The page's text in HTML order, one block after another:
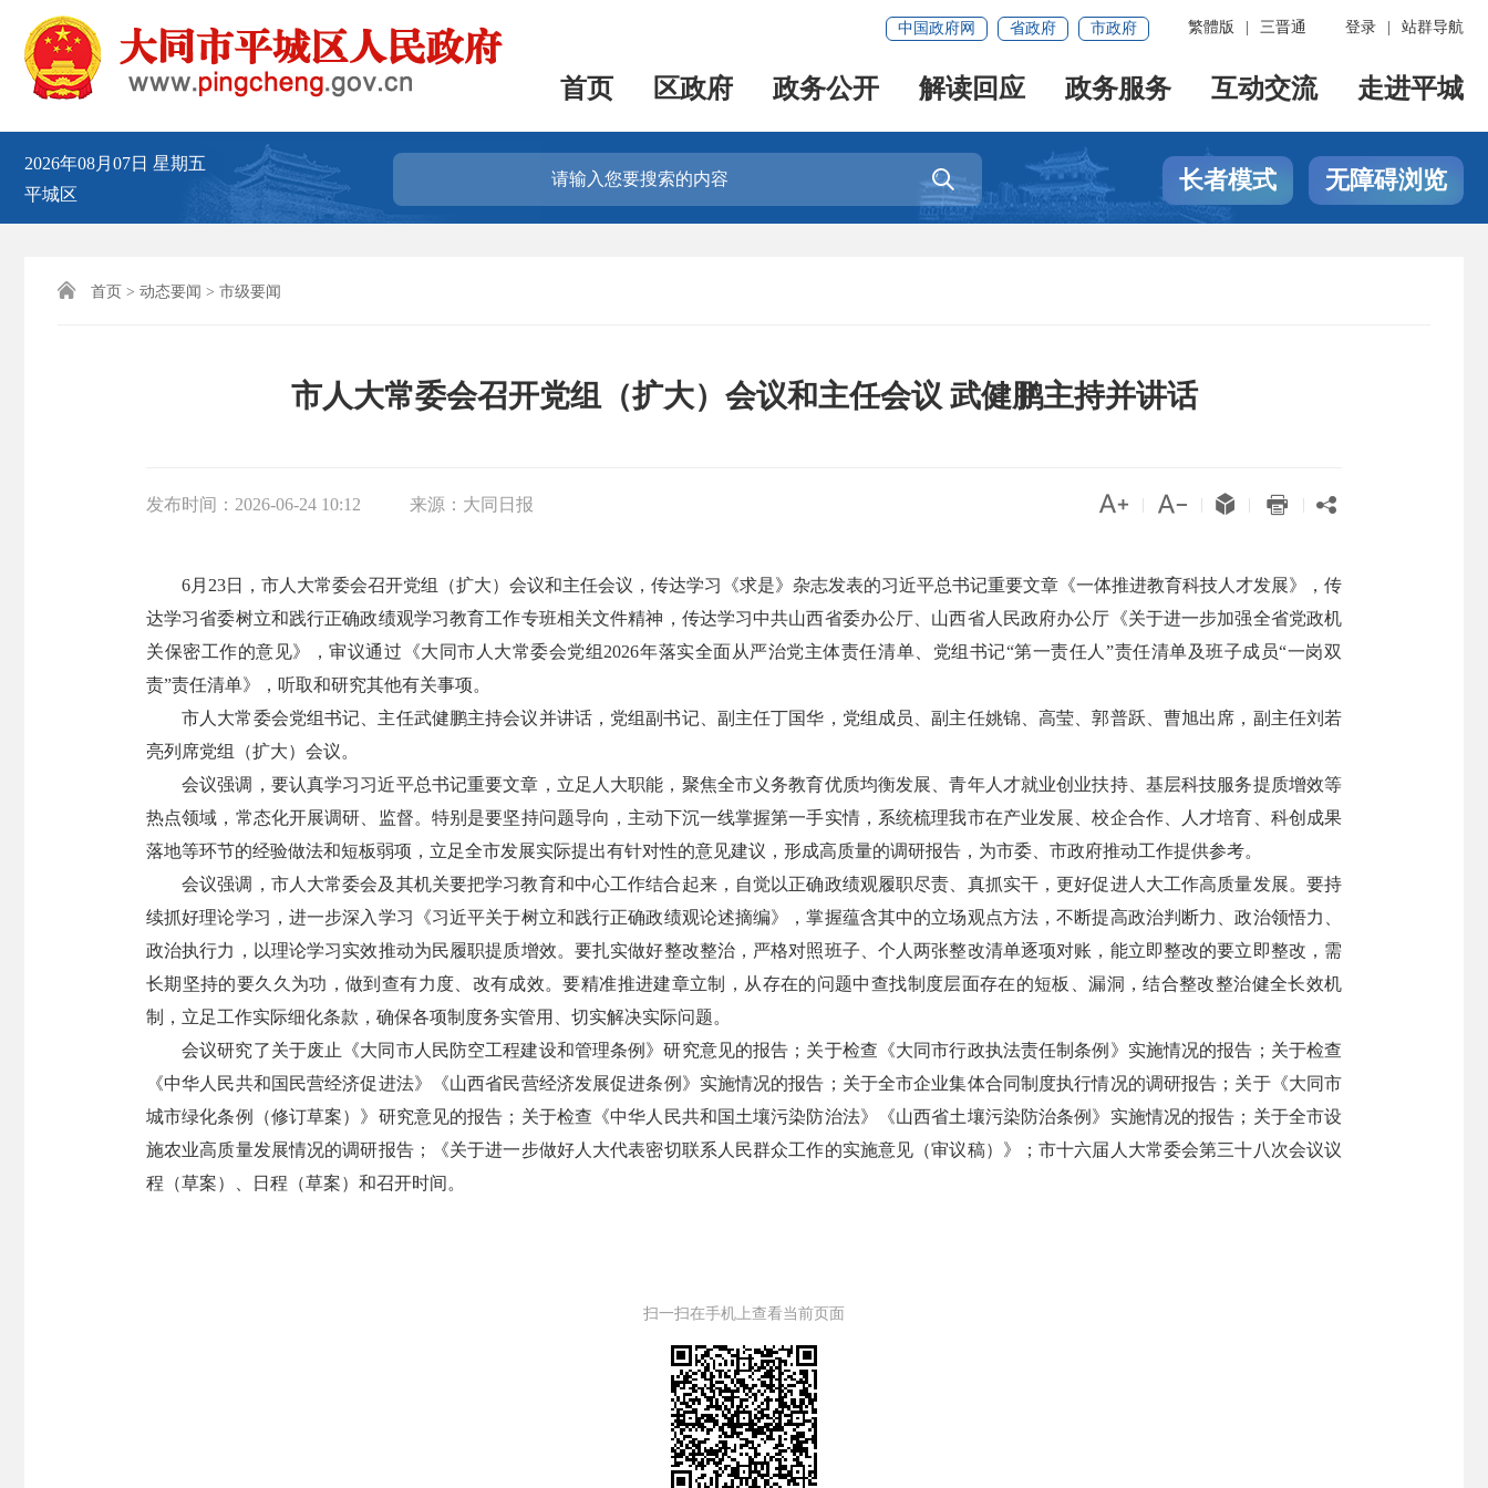
登录 站群导航
繁體版 三晋通
中国政府网 省政府 市政府
首页 区政府 政务公开 解读回应 政务服务 互动交流 走进平城
2026年08月07日 星期五
平城区
 长者模式 无障碍浏览
 首页 > 动态要闻 > 市级要闻
市人大常委会召开党组（扩大）会议和主任会议 武健鹏主持并讲话
发布时间： 2026-06-24 10:12 来源： 大同日报     
6月23日，市人大常委会召开党组（扩大）会议和主任会议，传达学习《求是》杂志发表的习近平总书记重要文章《一体推进教育科技人才发展》，传
达学习省委树立和践行正确政绩观学习教育工作专班相关文件精神，传达学习中共山西省委办公厅、山西省人民政府办公厅《关于进一步加强全省党政机
关保密工作的意见》，审议通过《大同市人大常委会党组2026年落实全面从严治党主体责任清单、党组书记“第一责任人”责任清单及班子成员“一岗双
责”责任清单》，听取和研究其他有关事项。
市人大常委会党组书记、主任武健鹏主持会议并讲话，党组副书记、副主任丁国华，党组成员、副主任姚锦、高莹、郭普跃、曹旭出席，副主任刘若
亮列席党组（扩大）会议。
会议强调，要认真学习习近平总书记重要文章，立足人大职能，聚焦全市义务教育优质均衡发展、青年人才就业创业扶持、基层科技服务提质增效等
热点领域，常态化开展调研、监督。特别是要坚持问题导向，主动下沉一线掌握第一手实情，系统梳理我市在产业发展、校企合作、人才培育、科创成果
落地等环节的经验做法和短板弱项，立足全市发展实际提出有针对性的意见建议，形成高质量的调研报告，为市委、市政府推动工作提供参考。
会议强调，市人大常委会及其机关要把学习教育和中心工作结合起来，自觉以正确政绩观履职尽责、真抓实干，更好促进人大工作高质量发展。要持
续抓好理论学习，进一步深入学习《习近平关于树立和践行正确政绩观论述摘编》，掌握蕴含其中的立场观点方法，不断提高政治判断力、政治领悟力、
政治执行力，以理论学习实效推动为民履职提质增效。要扎实做好整改整治，严格对照班子、个人两张整改清单逐项对账，能立即整改的要立即整改，需
长期坚持的要久久为功，做到查有力度、改有成效。要精准推进建章立制，从存在的问题中查找制度层面存在的短板、漏洞，结合整改整治健全长效机
制，立足工作实际细化条款，确保各项制度务实管用、切实解决实际问题。
会议研究了关于废止《大同市人民防空工程建设和管理条例》研究意见的报告；关于检查《大同市行政执法责任制条例》实施情况的报告；关于检查
《中华人民共和国民营经济促进法》《山西省民营经济发展促进条例》实施情况的报告；关于全市企业集体合同制度执行情况的调研报告；关于《大同市
城市绿化条例（修订草案）》研究意见的报告；关于检查《中华人民共和国土壤污染防治法》《山西省土壤污染防治条例》实施情况的报告；关于全市设
施农业高质量发展情况的调研报告；《关于进一步做好人大代表密切联系人民群众工作的实施意见（审议稿）》；市十六届人大常委会第三十八次会议议
程（草案）、日程（草案）和召开时间。
扫一扫在手机上查看当前页面